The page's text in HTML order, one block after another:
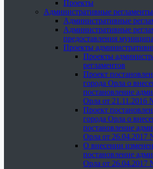
Проекты
Административные регламенты
Административные
Административные
предоставления
Проекты
Проекты
регламентов
Проект
города Орла о
постановление
Орла от 21.11.2016
Проект
города Орла о
постановление
Орла от 26.04.2017
О внесении
постановление
Орла от 26.04.2017